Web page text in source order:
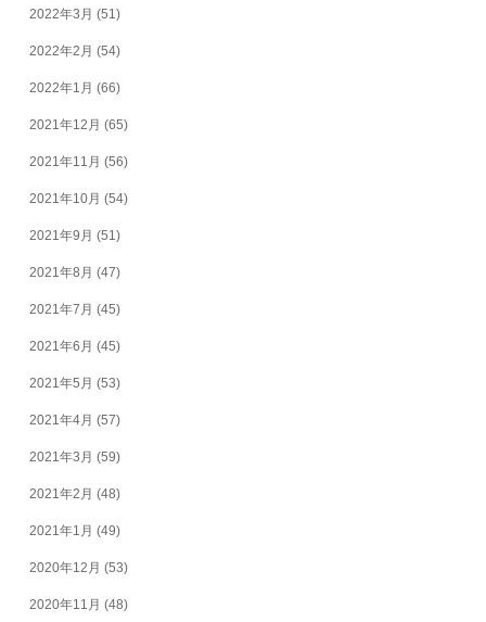
2022年3月 (51)
2022年2月 (54)
2022年1月 (66)
2021年12月 (65)
2021年11月 (56)
2021年10月 (54)
2021年9月 (51)
2021年8月 (47)
2021年7月 (45)
2021年6月 (45)
2021年5月 (53)
2021年4月 (57)
2021年3月 (59)
2021年2月 (48)
2021年1月 (49)
2020年12月 (53)
2020年11月 (48)